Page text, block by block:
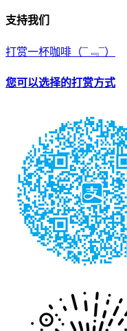
支持我们
打赏一杯咖啡 （¯﹃¯）
您可以选择的打赏方式